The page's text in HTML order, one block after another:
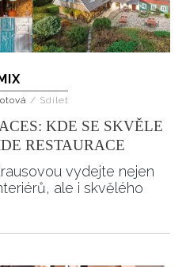
/ Sdílet
KDE SE SKVĚLE
RESTAURACE
vydejte nejen
ale i skvělého